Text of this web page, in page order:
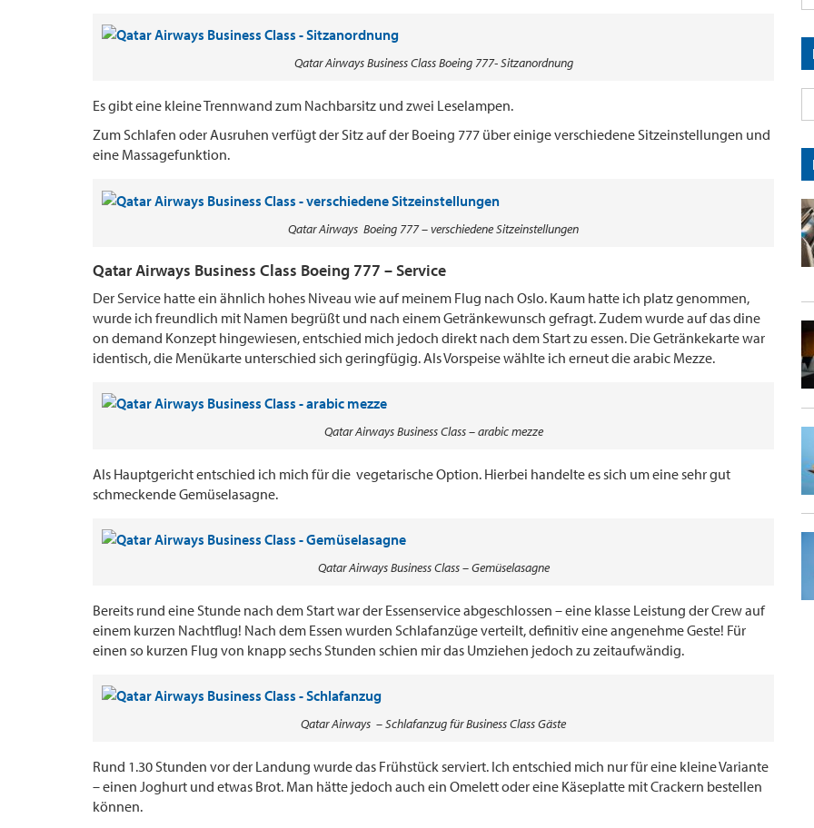
Qatar Airways Business Class Boeing 777- Sitzanordnung
Es gibt eine kleine Trennwand zum Nachbarsitz und zwei Leselampen.
Zum Schlafen oder Ausruhen verfügt der Sitz auf der Boeing 777 über einige verschiedene Sitzeinstellungen und
eine Massagefunktion.
Qatar Airways Boeing 777 – verschiedene Sitzeinstellungen
Qatar Airways Business Class Boeing 777 – Service
Der Service hatte ein ähnlich hohes Niveau wie auf meinem Flug nach Oslo. Kaum hatte ich platz genommen,
wurde ich freundlich mit Namen begrüßt und nach einem Getränkewunsch gefragt. Zudem wurde auf das dine
on demand Konzept hingewiesen, entschied mich jedoch direkt nach dem Start zu essen. Die Getränkekarte war
identisch, die Menükarte unterschied sich geringfügig. Als Vorspeise wählte ich erneut die arabic Mezze.
Qatar Airways Business Class – arabic mezze
Als Hauptgericht entschied ich mich für die vegetarische Option. Hierbei handelte es sich um eine sehr gut
schmeckende Gemüselasagne.
Qatar Airways Business Class – Gemüselasagne
Bereits rund eine Stunde nach dem Start war der Essenservice abgeschlossen – eine klasse Leistung der Crew auf
einem kurzen Nachtflug! Nach dem Essen wurden Schlafanzüge verteilt, definitiv eine angenehme Geste! Für
einen so kurzen Flug von knapp sechs Stunden schien mir das Umziehen jedoch zu zeitaufwändig.
Qatar Airways – Schlafanzug für Business Class Gäste
Rund 1.30 Stunden vor der Landung wurde das Frühstück serviert. Ich entschied mich nur für eine kleine Variante
– einen Joghurt und etwas Brot. Man hätte jedoch auch ein Omelett oder eine Käseplatte mit Crackern bestellen
können.